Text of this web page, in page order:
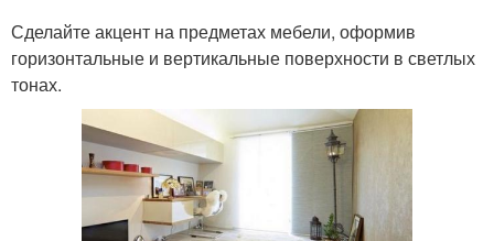
Сделайте акцент на предметах мебели, оформив
горизонтальные и вертикальные поверхности в светлых
тонах.